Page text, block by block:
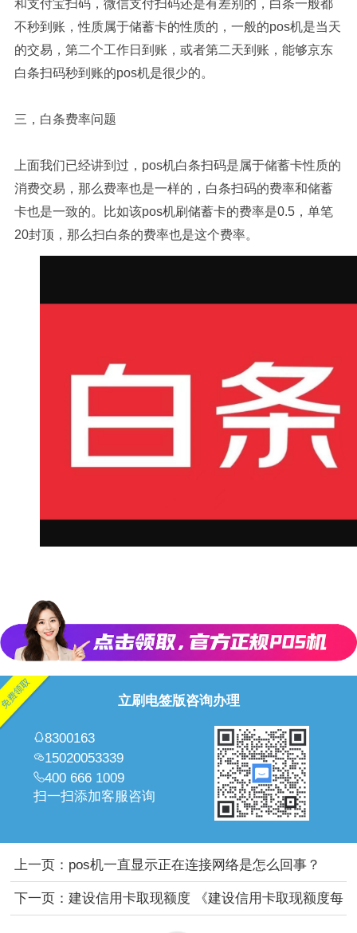
和支付宝扫码，微信支付扫码还是有差别的，白条一般都
不秒到账，性质属于储蓄卡的性质的，一般的pos机是当天
的交易，第二个工作日到账，或者第二天到账，能够京东
白条扫码秒到账的pos机是很少的。
三，白条费率问题
上面我们已经讲到过，pos机白条扫码是属于储蓄卡性质的
消费交易，那么费率也是一样的，白条扫码的费率和储蓄
卡也是一致的。比如该pos机刷储蓄卡的费率是0.5，单笔
20封顶，那么扫白条的费率也是这个费率。
立刷电签版咨询办理
8300163
15020053339
400 666 1009
扫一扫添加客服咨询
上一页： pos机一直显示正在连接网络是怎么回事？
下一页： 建设信用卡取现额度 《建设信用卡取现额度每